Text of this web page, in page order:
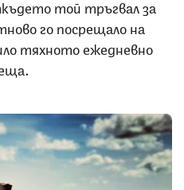
той тръгвал за
го посрещало на
тяхното ежедневно